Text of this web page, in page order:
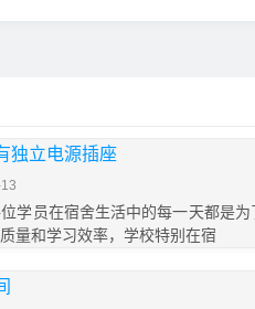
独立电源插座
学员在宿舍生活中的每一天都是
量和学习效率，学校特别在宿